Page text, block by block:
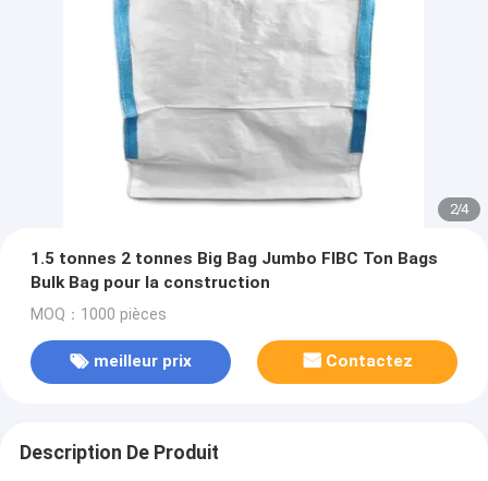
2/4
1.5 tonnes 2 tonnes Big Bag Jumbo FIBC Ton Bags
Bulk Bag pour la construction
MOQ：1000 pièces
meilleur prix Contactez
Description De Produit